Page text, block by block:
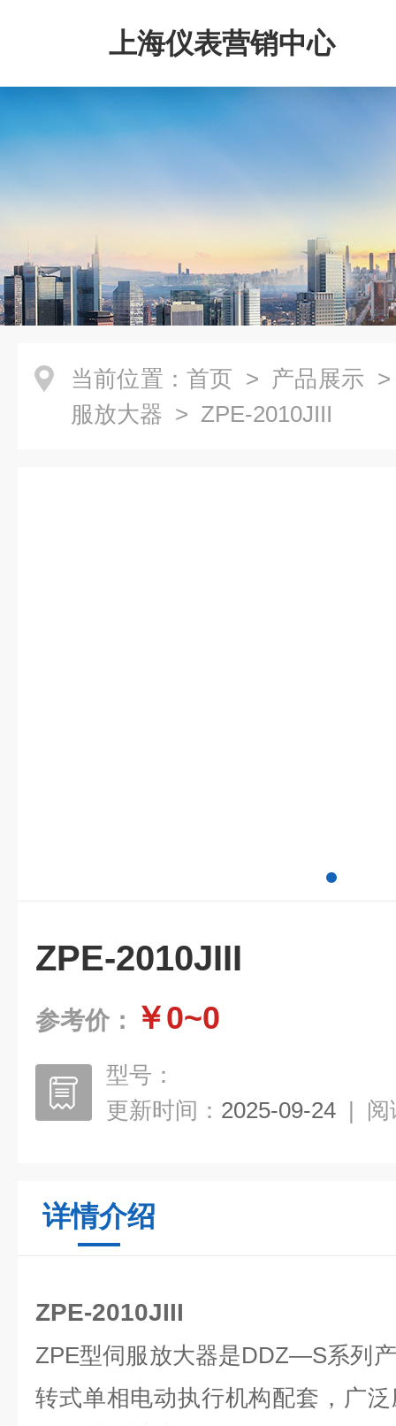
上海仪表营销中心
当前位置： 首页 > 产品展示
服放大器 > ZPE-2010JIII
ZPE-2010JIII
参考价： ￥0~0
型号：
更新时间： 2025-09-24 | 阅
详情介绍
ZPE-2010JIII
ZPE型伺服放大器是DDZ—S系列
转式单相电动执行机构配套，广